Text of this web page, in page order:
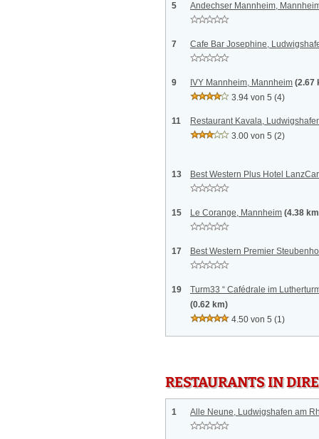
5 Andechser Mannheim,
7 Cafe Bar Josephine,
9 IVY Mannheim, Mannheim (2.67
3.94 von 5 (4)
11
Restaurant Kavala,
3.00 von 5 (2)
13 Best Western Plus Hotel
15 Le Corange, Mannheim (4.38
17 Best Western Premier
19
Turm33 “ Cafédrale im
(0.62 km)
4.50 von 5 (1)
RESTAURANTS IN
1 Alle Neune, Ludwigshafen am